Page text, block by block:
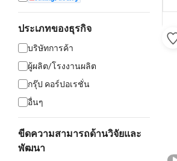
ประเภทของธุรกิจ
บริษัทการค้า
ผู้ผลิต/โรงงานผลิต
กรุ๊ป คอร์ปอเรชั่น
อื่นๆ
ขีดความสามารถด้านวิจัยและ
พัฒนา